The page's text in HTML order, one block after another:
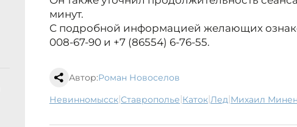
минут.
С подробной информацией желающих
008-67-90 и +7 (86554) 6-76-55.
Автор:Роман Новоселов
Невинномысск| Ставрополье| каток| лед| Михаил